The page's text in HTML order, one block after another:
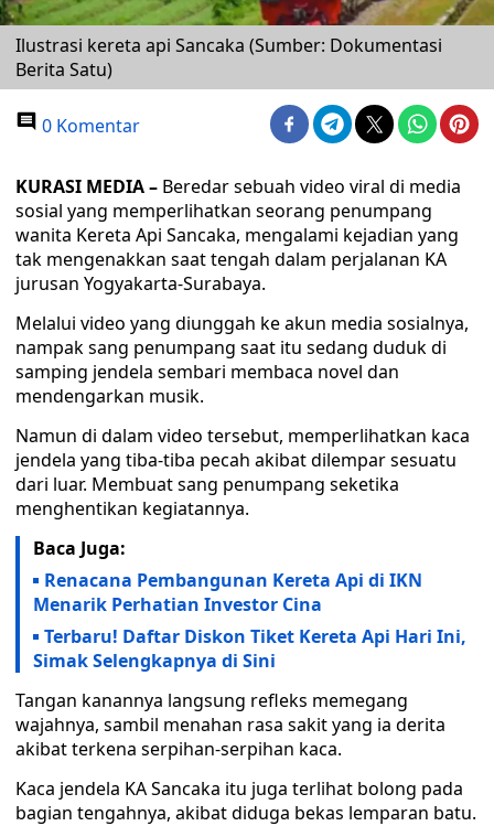
Ilustrasi kereta api Sancaka (Sumber: Dokumentasi
Berita Satu)
0 Komentar
KURASI MEDIA – Beredar sebuah video viral di media
sosial yang memperlihatkan seorang penumpang
wanita Kereta Api Sancaka, mengalami kejadian yang
tak mengenakkan saat tengah dalam perjalanan KA
jurusan Yogyakarta-Surabaya.
Melalui video yang diunggah ke akun media sosialnya,
nampak sang penumpang saat itu sedang duduk di
samping jendela sembari membaca novel dan
mendengarkan musik.
Namun di dalam video tersebut, memperlihatkan kaca
jendela yang tiba-tiba pecah akibat dilempar sesuatu
dari luar. Membuat sang penumpang seketika
menghentikan kegiatannya.
Baca Juga:
Renacana Pembangunan Kereta Api di IKN
Menarik Perhatian Investor Cina
Terbaru! Daftar Diskon Tiket Kereta Api Hari Ini,
Simak Selengkapnya di Sini
Tangan kanannya langsung refleks memegang
wajahnya, sambil menahan rasa sakit yang ia derita
akibat terkena serpihan-serpihan kaca.
Kaca jendela KA Sancaka itu juga terlihat bolong pada
bagian tengahnya, akibat diduga bekas lemparan batu.